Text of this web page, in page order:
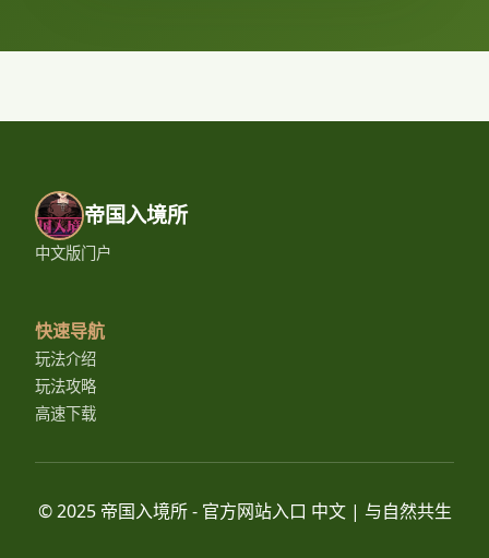
帝国入境所
中文版门户
快速导航
玩法介绍
玩法攻略
高速下载
© 2025 帝国入境所 - 官方网站入口 中文 | 与自然共生